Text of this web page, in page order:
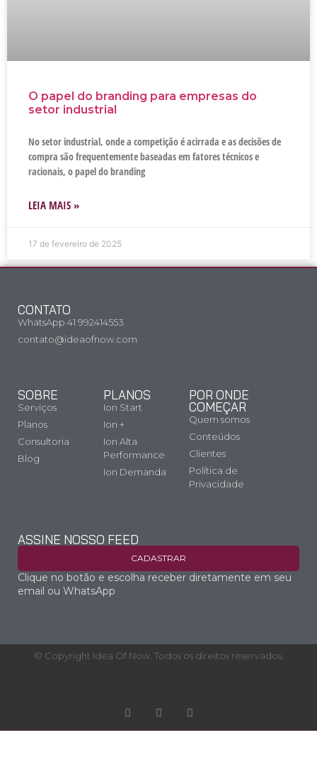
O papel do branding para empresas do
setor industrial
No setor industrial, onde a competição é acirrada e as decisões de
compra são frequentemente baseadas em fatores técnicos e
racionais, o papel do branding
LEIA MAIS »
17 de fevereiro de 2025
CONTATO
WhatsApp 41 992414553
contato@ideaofnow.com
SOBRE
Serviços
Planos
Consultoria
Blog
PLANOS
Ion Start
Ion +
Ion Alta
Performance
Ion Demanda
POR ONDE
COMEÇAR
Quem somos
Conteúdos
Clientes
Política de
Privacidade
ASSINE NOSSO FEED
CADASTRAR
Clique no botão e escolha receber diretamente em seu
email ou WhatsApp
© Copyright Idea Of Now. Todos os direitos reservados.